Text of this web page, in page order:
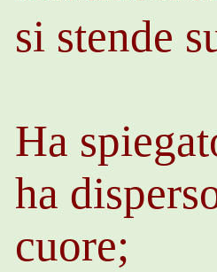
si stende
Ha
ha
cuore;